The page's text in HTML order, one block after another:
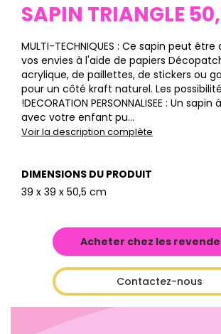
SAPIN TRIANGLE
MULTI-TECHNIQUES : Ce sapin peut
vos envies à l'aide de papiers
acrylique, de paillettes, de stickers ou
pour un côté kraft naturel. Les
!DECORATION PERSONNALISEE : Un
avec votre enfant pu...
Voir la description complète
DIMENSIONS DU PRODUIT
39 x 39 x 50,5 cm
Acheter chez les
Contactez-nous